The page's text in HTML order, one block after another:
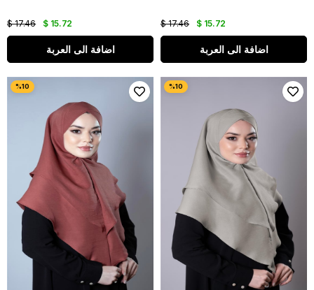
$ 15.72
$ 17.46
اضافة الى العربة
$ 15.72
$ 17.46
اضافة الى العربة